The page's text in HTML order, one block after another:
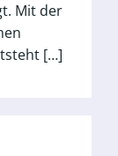
Mit der
[…]